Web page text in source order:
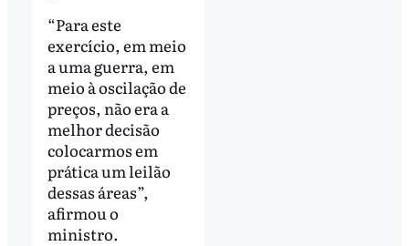
“Para este
exercício, em meio
a uma guerra, em
meio à oscilação de
preços, não era a
melhor decisão
colocarmos em
prática um leilão
dessas áreas”,
afirmou o
ministro.